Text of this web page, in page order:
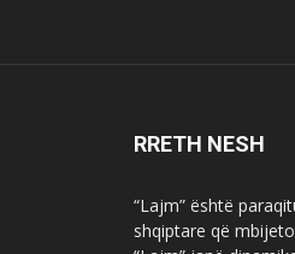
RRETH NESH
“Lajm” është
shqiptare që